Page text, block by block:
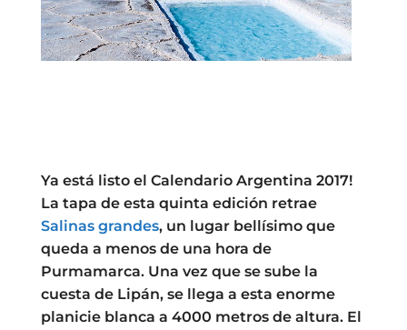
Ya está listo el Calendario Argentina 2017!
La tapa de esta quinta edición retrae
Salinas grandes, un lugar bellísimo que
queda a menos de una hora de
Purmamarca. Una vez que se sube la
cuesta de Lipán, se llega a esta enorme
planicie blanca a 4000 metros de altura. El